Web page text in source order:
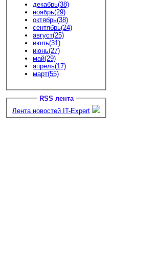
декабрь(38)
ноябрь(29)
октябрь(38)
сентябрь(24)
август(25)
июль(31)
июнь(27)
май(29)
апрель(17)
март(55)
RSS лента
Лента новостей IT-Expert